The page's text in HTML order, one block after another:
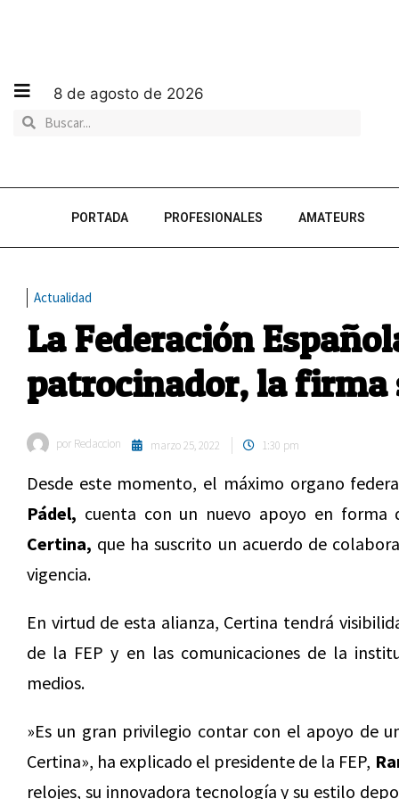
8 de agosto de 2026
PORTADA PROFESIONALES AMATEURS
Actualidad
La Federación
patrocinador, la firma
por Redaccion marzo 25, 2022 1:30 pm
Desde este momento, el máximo organo
Pádel, cuenta con un nuevo apoyo en forma
Certina, que ha suscrito un acuerdo de
vigencia.
En virtud de esta alianza, Certina tendrá
de la FEP y en las comunicaciones de la
medios.
»Es un gran privilegio contar con el apoyo de
Certina», ha explicado el presidente de la FEP,
relojes, su innovadora tecnología y su estilo